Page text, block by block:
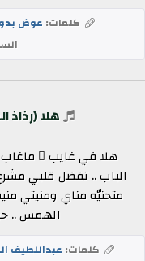
كلمات: عوض
هلا (رذاذ
هلا في غايب ٍ ماغاب
الباب .. تفضل قلبي
متحنيّه مناي ومنيتي
الهمس ..
كلمات: عبداللطيف